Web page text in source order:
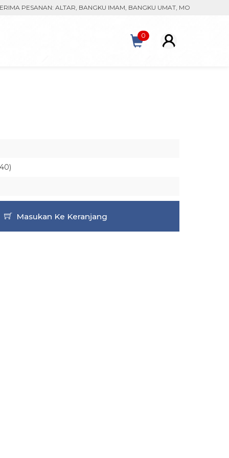
PESANAN: ALTAR, BANGKU IMAM, BANGKU UMAT, MONSTRAN, KACA
0
Masukan Ke Keranjang